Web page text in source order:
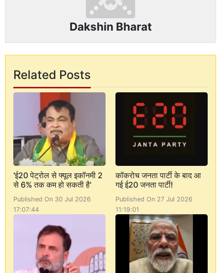
Dakshin Bharat
Related Posts
'ई20 पेट्रोल से फ्यूल इकॉनमी 2
से 6% तक कम हो सकती है'
Published On 30 Jul 2026
17:07:44
कॉकरोच जनता पार्टी के बाद आ
गई ई20 जनता पार्टी!
Published On 27 Jul 2026
11:19:01